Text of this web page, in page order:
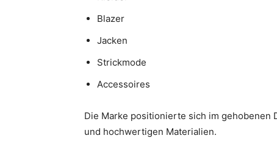
Blazer
Jacken
Strickmode
Accessoires
Die Marke positionierte sich im
und hochwertigen Materialien.